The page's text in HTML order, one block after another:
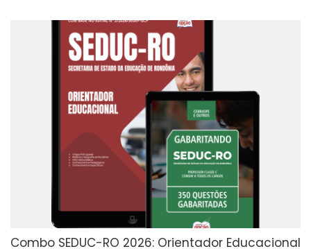
Combo SEDUC-RO 2026: Orientador Educacional